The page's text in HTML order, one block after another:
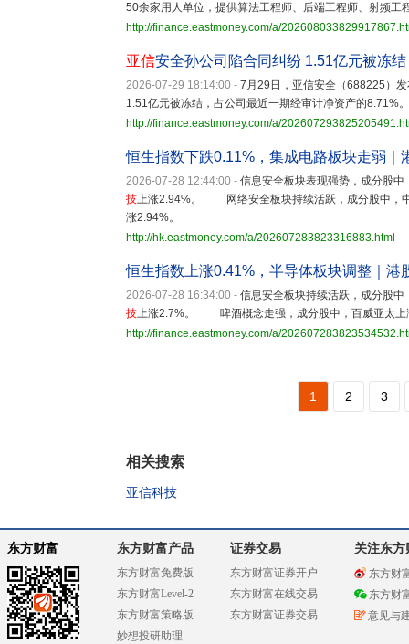
50余家用人单位，提供算法工程师、后端工程师、射频
http://finance.eastmoney.com/a/
亚信安全孙公司陷合同纠纷 1.51亿元被冻结
2026-07-29 18:14:00 - 7月29日，亚信安全（688225）
1.51亿元被冻结，占公司最近一期经审计净资产的8.71%。
http://finance.eastmoney.com/a/
恒生指数下跌0.11%，集成电路板块走弱｜
2026-07-28 12:44:00 - 信息安全板块表现强势，成分股
技上涨2.94%。 网络安全板块持续活跃，成分股中，
涨2.94%。
http://hk.eastmoney.com/a/202607283823316883.html
恒生指数上涨0.41%，半导体板块调整｜港
2026-07-28 16:34:00 - 信息安全板块持续活跃，成分股
技上涨2.7%。 啤酒概念走强，成分股中，百威亚太上
http://finance.eastmoney.com/a/
1 2 3
相关搜索
亚信科技
东方财富 东方财富产品
东方财富免费版
东方财富Level-2
东方财富策略版
妙想投研助理
证券交易
东方财富证券开户
东方财富在线交易
东方财富证券交易
关注东方
东方财
东方财
意见与